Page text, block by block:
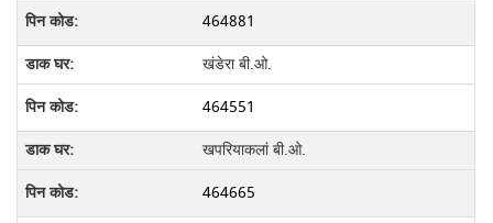
464881
खंडेरा बी.ओ.
464551
खपरियाकलां बी.ओ.
464665